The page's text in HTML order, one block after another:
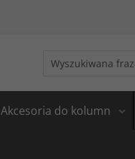
Akcesoria do kolumn